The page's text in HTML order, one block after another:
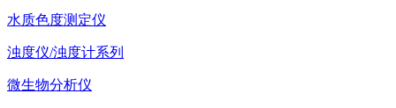
水质色度测定仪
浊度仪/浊度计系列
微生物分析仪